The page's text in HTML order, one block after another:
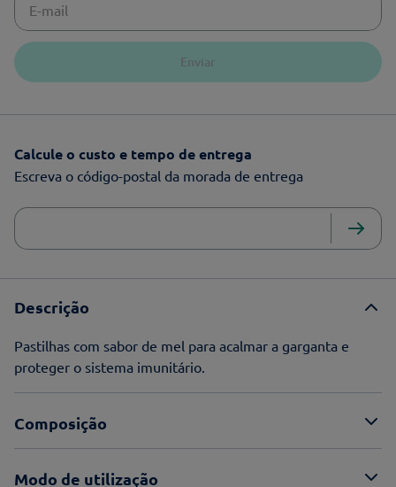
Enviar
Calcule o custo e tempo de entrega
Escreva o código-postal da morada de entrega
Descrição
Pastilhas com sabor de mel para acalmar a garganta e
proteger o sistema imunitário.
Composição
Modo de utilização